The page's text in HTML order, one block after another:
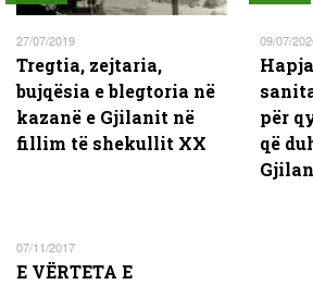
27/07/2019
Tregtia, zejtaria,
bujqësia e blegtoria në
kazanë e Gjilanit në
fillim të shekullit XX
09/07/
për
që
Gjilan
07/11/2017
E VËRTETA E